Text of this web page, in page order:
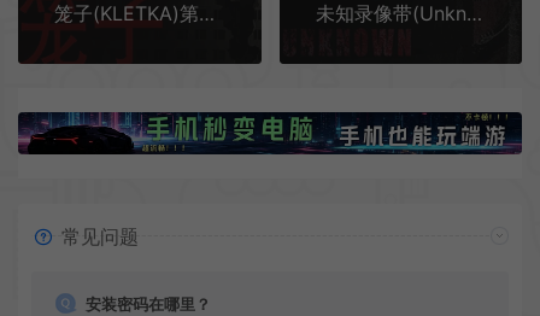
笼子(KLETKA)第一人称生存恐怖游戏|下载
未知录像带(Unknown Tapes)恐龙恐怖游戏|中文|攻略|视频|免费下载
常见问题
安装密码在哪里？